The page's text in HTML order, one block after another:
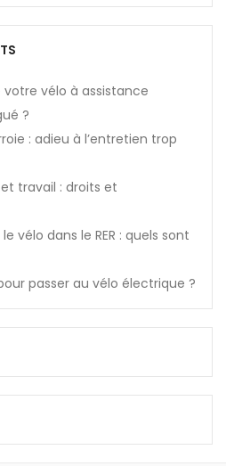
vélo à assistance
?
: adieu à l’entretien trop
travail : droits et
vélo dans le RER : quels sont
passer au vélo électrique ?